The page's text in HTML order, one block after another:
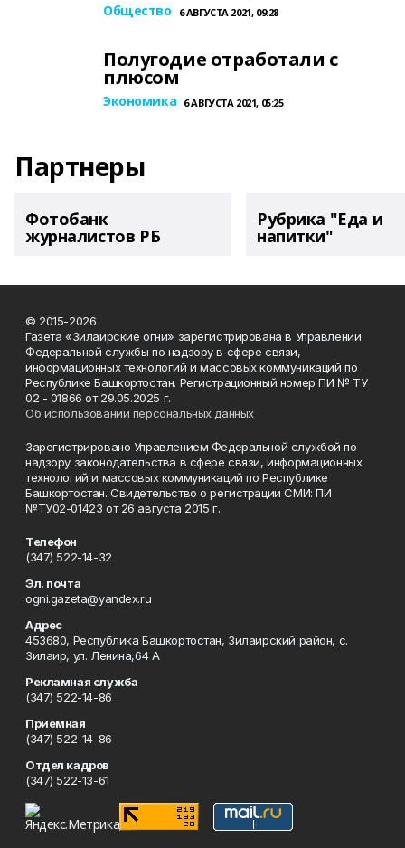
Общество 6 АВГУСТА 2021, 09:28
Полугодие отработали с
плюсом
Экономика 6 АВГУСТА 2021, 05:25
Партнеры
Фотобанк
журналистов РБ
Рубрика "Еда и
напитки"
© 2015-2026
Газета «Зилаирские огни» зарегистрирована в Управлении
Федеральной службы по надзору в сфере связи,
информационных технологий и массовых коммуникаций по
Республике Башкортостан. Регистрационный номер ПИ № ТУ
02 - 01866 от 29.05.2025 г.
Об использовании персональных данных
Зарегистрировано Управлением Федеральной службой по
надзору законодательства в сфере связи, информационных
технологий и массовых коммуникаций по Республике
Башкортостан. Свидетельство о регистрации СМИ: ПИ
№ТУ02-01423 от 26 августа 2015 г.
Телефон
(347) 522-14-32
Эл. почта
ogni.gazeta@yandex.ru
Адрес
453680, Республика Башкортостан, Зилаирский район, с.
Зилаир, ул. Ленина,64 А
Рекламная служба
(347) 522-14-86
Приемная
(347) 522-14-86
Отдел кадров
(347) 522-13-61